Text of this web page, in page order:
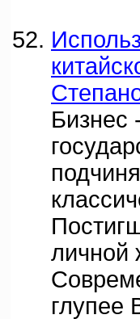
Бизнес
личной
глупее